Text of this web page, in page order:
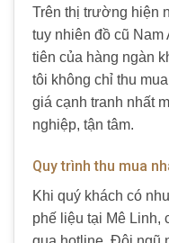
Trên thị trường hiện
tuy nhiên đồ cũ
tiên của hàng ngàn
tôi không chỉ thu
giá cạnh tranh nhất
nghiệp, tận tâm.
Quy trình thu mua
Khi quý khách có
phế liệu tại Mê Linh,